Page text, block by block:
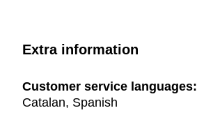
Extra information
Customer service languages:
Catalan, Spanish